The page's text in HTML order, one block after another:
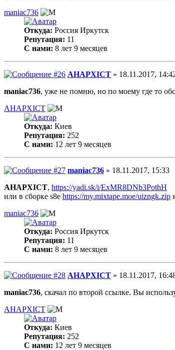
maniac736
Откуда: Россия Иркутск
Репутация: 11
С нами: 8 лет 9 месяцев
AHAPXICT » 18.11.2017,
maniac736, уже не помню, но по моему где то
AHAPXICT
Откуда: Киев
Репутация: 252
С нами: 12 лет 9 месяцев
maniac736 » 18.11.2017, 15:33
AHAPXICT, https://yadi.sk/i/ExMR8DNb3PothH
или в сборке s8e https://my.mixtape.moe/uizngk.zip
maniac736
Откуда: Россия Иркутск
Репутация: 11
С нами: 8 лет 9 месяцев
AHAPXICT » 18.11.2017,
maniac736, скачал по второй ссылке. Вы
AHAPXICT
Откуда: Киев
Репутация: 252
С нами: 12 лет 9 месяцев